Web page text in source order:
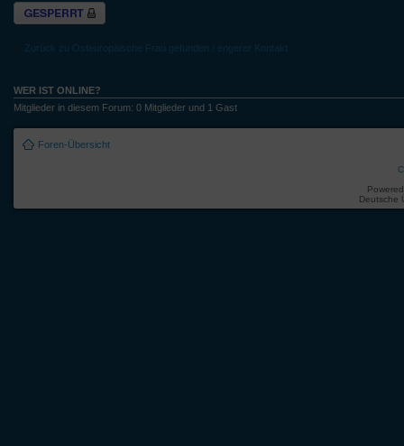
Thema gesperrt
Zurück zu Osteuropäische Frau gefunden / engerer Kontakt
WER IST ONLINE?
Mitglieder in diesem Forum: 0 Mitglieder und 1 Gast
Foren-Übersicht
Deutsche